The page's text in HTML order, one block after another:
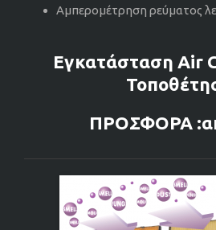
Αμπερομέτρηση ρεύματος
Εγκατάσταση Air
ΠΡΟΣΦΟΡΑ